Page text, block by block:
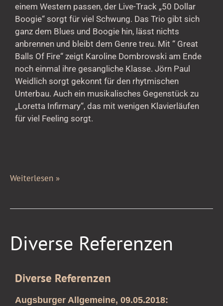
einem Western passen, der Live-Track „50 Dollar
Boogie“ sorgt für viel Schwung. Das Trio gibt sich
ganz dem Blues und Boogie hin, lässt nichts
anbrennen und bleibt dem Genre treu. Mit “ Great
Balls Of Fire“ zeigt Karoline Dombrowski am Ende
noch einmal ihre gesangliche Klasse. Jörn Paul
Weidlich sorgt gekonnt für den rhytmischen
Unterbau. Auch ein musikalisches Gegenstück zu
„Loretta Infirmary“, das mit wenigen Klavierläufen
für viel Feeling sorgt.
Weiterlesen »
Diverse Referenzen
Diverse Referenzen
Augsburger Allgemeine, 09.05.2018:
Diverse
Referenzen